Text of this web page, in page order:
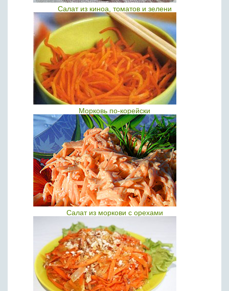
Салат из киноа, томатов и зелени
Морковь по-корейски
Салат из моркови с орехами